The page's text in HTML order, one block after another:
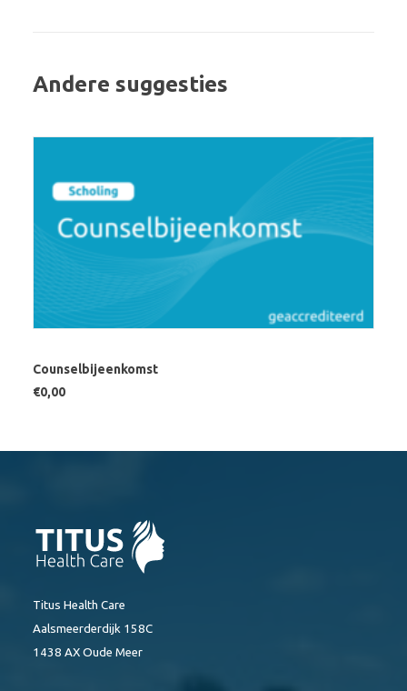
Andere suggesties
Counselbijeenkomst
€0,00
Titus Health Care
Aalsmeerderdijk 158C
1438 AX Oude Meer